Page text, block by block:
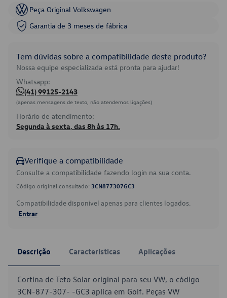
Peça Original Volkswagen
Garantia de 3 meses de fábrica
Tem dúvidas sobre a compatibilidade deste produto?
Nossa equipe especializada está pronta para ajudar!
Whatsapp:
(41) 99125-2143
(apenas mensagens de texto, não atendemos ligações)
Horário de atendimento:
Segunda à sexta, das 8h às 17h.
Verifique a compatibilidade
Consulte a compatibilidade fazendo login na sua conta.
Código original consultado: 3CN877307GC3
Compatibilidade disponível apenas para clientes logados.
Entrar
Descrição Características Aplicações
Cortina de Teto Solar original para seu VW, o código
3CN-877-307- -GC3 aplica em Golf. Peças VW